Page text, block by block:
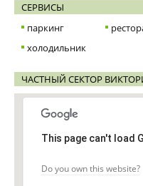
СЕРВИСЫ
паркинг
холодильник
ЧАСТНЫЙ СЕКТОР
This page can't load
Do you own this website?